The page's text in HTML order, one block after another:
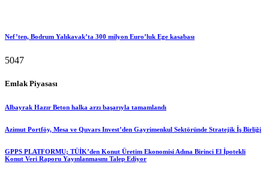
Nef’ten, Bodrum Yalıkavak’ta 300 milyon Euro’luk Ege kasabası
5047
Emlak Piyasası
Albayrak Hazır Beton halka arzı başarıyla tamamlandı
Azimut Portföy, Mesa ve Quvars Invest’den Gayrimenkul Sektöründe Stratejik İş Birliği
GPPS PLATFORMU; TÜİK’den Konut Üretim Ekonomisi Adına Birinci El İpotekli
Konut Veri Raporu Yayınlanmasını Talep Ediyor